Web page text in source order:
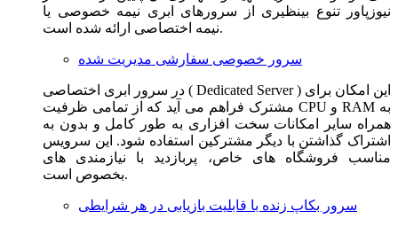
نیوزپاور تنوع بینظیری از سرورهای ابری نیمه خصوصی یا
نیمه اختصاصی ارائه شده است.
سرور خصوصی سفارشی مدیریت شده
در سرور ابری اختصاصی ( Dedicated Server ) این امکان برای
مشترک فراهم می آید که از تمامی ظرفیت CPU و RAM به
همراه سایر امکانات سخت افزاری به طور کامل و بدون به
اشتراک گذاشتن با دیگر مشترکین استفاده شود. این سرویس
مناسب فروشگاه های خاص، پربازدید با نیازمندی های
بخصوص است.
سرور بکاپ زنده با قابلیت بازیابی در هر شرایطی